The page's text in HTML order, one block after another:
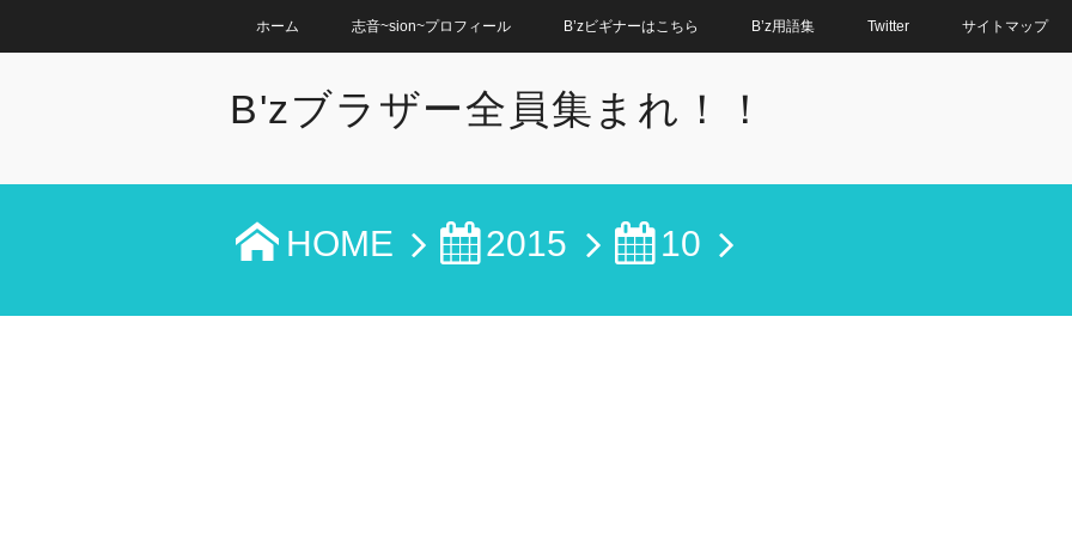
ホーム 志音~sion~プロフィール B’zビギナーはこちら B’z用語集 Twitter サイトマップ
B'zブラザー全員集まれ！！
HOME 2015 10